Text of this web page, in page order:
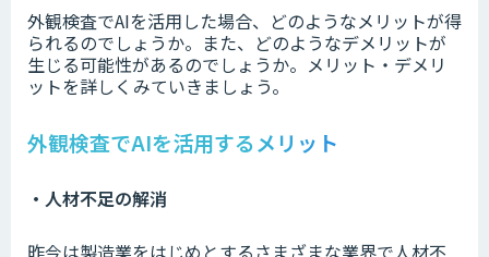
外観検査でAIを活用した場合、どのようなメリットが得
られるのでしょうか。また、どのようなデメリットが
生じる可能性があるのでしょうか。メリット・デメリ
ットを詳しくみていきましょう。
外観検査でAIを活用するメリット
・人材不足の解消
昨今は製造業をはじめとするさまざまな業界で人材不